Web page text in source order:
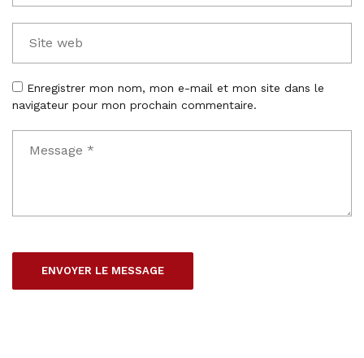
Enregistrer mon nom, mon e-mail et mon site dans le
navigateur pour mon prochain commentaire.